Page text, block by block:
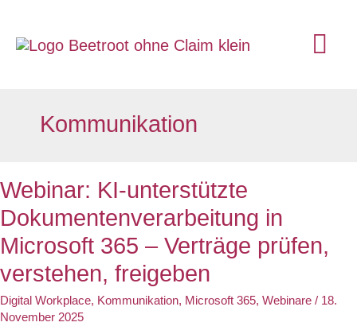
springen
Kommunikation
Webinar: KI-unterstützte
Dokumentenverarbeitung in
Microsoft 365 – Verträge prüfen,
verstehen, freigeben
Digital Workplace, Kommunikation, Microsoft 365, Webinare / 18.
November 2025